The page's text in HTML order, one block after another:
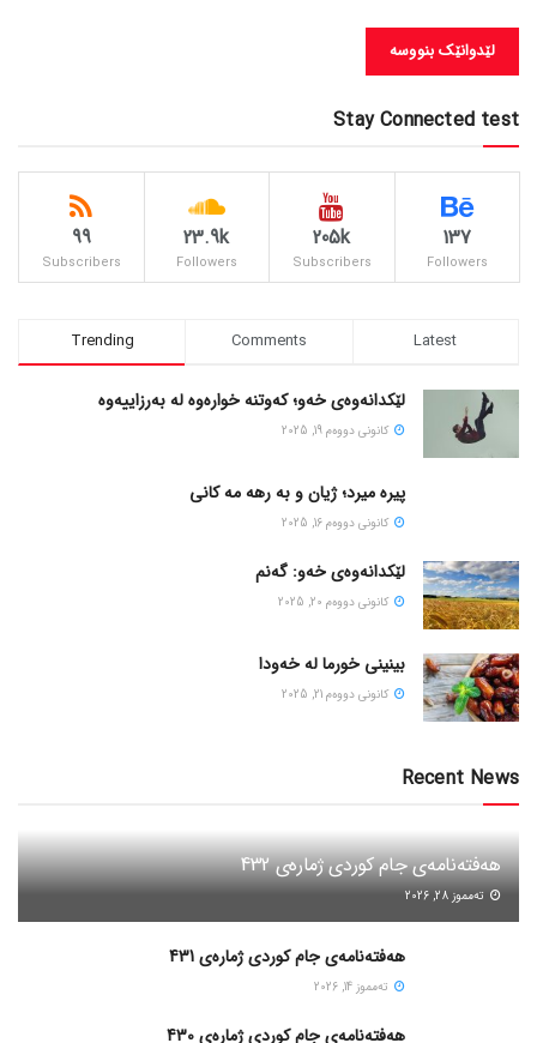
Stay Connected test
137
Followers
205k
Subscribers
23.9k
Followers
99
Subscribers
Trending Comments Latest
لێکدانەوەی خەو؛ کەوتنە خوارەوە لە بەرزاییەوە
كانونی دووه‌م 19, 2025
پیره میرد؛ ژیان و به رهه مه کانی
كانونی دووه‌م 16, 2025
لێکدانەوەی خەو: گەنم
كانونی دووه‌م 20, 2025
بینینی خورما لە خەودا
كانونی دووه‌م 21, 2025
Recent News
هەفتەنامەی جام کوردی ژمارەی 432
ته‌مموز 28, 2026
هەفتەنامەی جام کوردی ژمارەی 431
ته‌مموز 14, 2026
هەفتەنامەی جام کوردی ژمارەی 430